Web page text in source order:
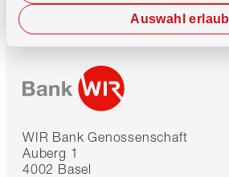
Auswahl
WIR Bank Genossenschaft
Auberg 1
4002 Basel